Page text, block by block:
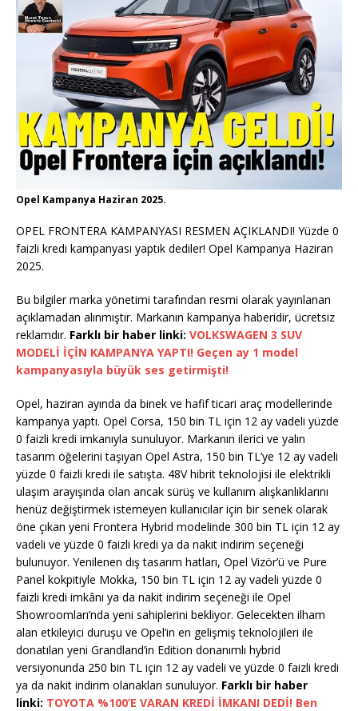
Opel Kampanya Haziran 2025.
OPEL FRONTERA KAMPANYASI RESMEN AÇIKLANDI! Yüzde 0
faizli kredi kampanyası yaptık dediler! Opel Kampanya Haziran
2025.
Bu bilgiler marka yönetimi tarafından resmi olarak yayınlanan
açıklamadan alınmıştır. Markanın kampanya haberidir, ücretsiz
reklamdır. Farklı bir haber linki: VOLKSWAGEN 3 SUV
MODELİ İÇİN KAMPANYA YAPTI! Geçen ay 1 model
kampanyasıyla büyük ses getirmişti!
Opel, haziran ayında da binek ve hafif ticari araç modellerinde
kampanya yaptı. Opel Corsa, 150 bin TL için 12 ay vadeli yüzde
0 faizli kredi imkanıyla sunuluyor. Markanın ilerici ve yalın
tasarım öğelerini taşıyan Opel Astra, 150 bin TL’ye 12 ay vadeli
yüzde 0 faizli kredi ile satışta. 48V hibrit teknolojisi ile elektrikli
ulaşım arayışında olan ancak sürüş ve kullanım alışkanlıklarını
henüz değiştirmek istemeyen kullanıcılar için bir senek olarak
öne çıkan yeni Frontera Hybrid modelinde 300 bin TL için 12 ay
vadeli ve yüzde 0 faizli kredi ya da nakit indirim seçeneği
bulunuyor. Yenilenen dış tasarım hatları, Opel Vizör’ü ve Pure
Panel kokpitiyle Mokka, 150 bin TL için 12 ay vadeli yüzde 0
faizli kredi imkânı ya da nakit indirim seçeneği ile Opel
Showroomları’nda yeni sahiplerini bekliyor. Gelecekten ilham
alan etkileyici duruşu ve Opel’in en gelişmiş teknolojileri ile
donatılan yeni Grandland’in Edition donanımlı hybrid
versiyonunda 250 bin TL için 12 ay vadeli ve yüzde 0 faizli kredi
ya da nakit indirim olanakları sunuluyor. Farklı bir haber
linki: TOYOTA %100’E VARAN KREDİ İMKANI DEDİ! Ben